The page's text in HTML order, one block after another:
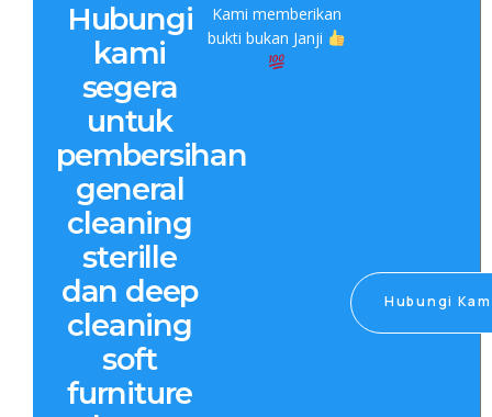
Hubungi
kami
segera
untuk
pembersihan
general
cleaning
sterille
dan deep
cleaning
soft
furniture
Kami memberikan
bukti bukan Janji
Hubungi